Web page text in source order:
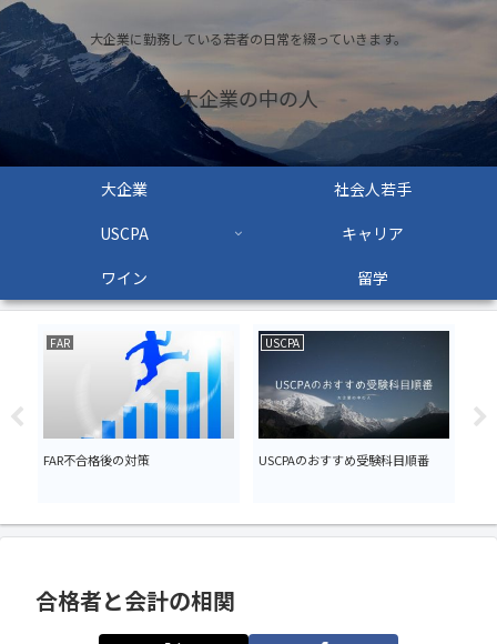
大企業に勤務している若者の日常を綴っていきます。
大企業の中の人
大企業
社会人若手
USCPA
キャリア
ワイン
留学
FAR
FAR不合格後の対策
USCPA
USCPAのおすすめ受験科目順番
合格者と会計の相関